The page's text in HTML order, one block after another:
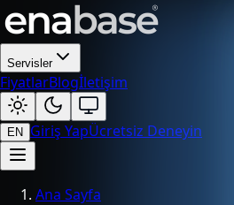
Servisler
FiyatlarBlogİletişim
EN Giriş YapÜcretsiz Deneyin
Ana Sayfa